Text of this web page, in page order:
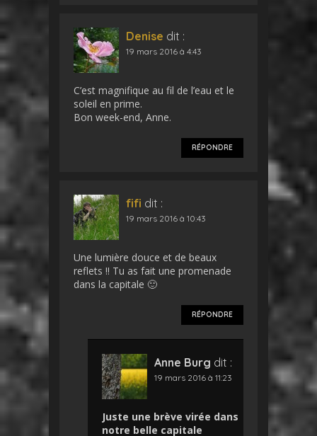
Denise dit :
19 mars 2016 à 4:43
C’est magnifique au fil de l’eau et le
soleil en prime.
Bon week-end, Anne.
RÉPONDRE
fifi dit :
19 mars 2016 à 10:43
Une lumière douce et de beaux
reflets !! Tu as fait une promenade
dans la capitale 🙂
RÉPONDRE
Anne Burg dit :
19 mars 2016 à 11:23
Juste une brève virée dans
notre belle capitale